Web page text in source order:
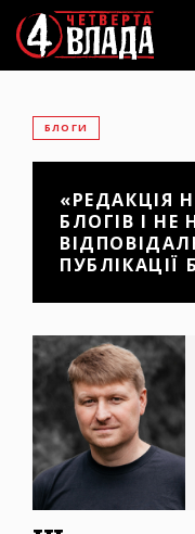
Перейти
до
основного
вмісту
БЛОГИ
«РЕДАКЦІЯ
БЛОГІВ І НЕ
ПУБЛІКАЦІЇ